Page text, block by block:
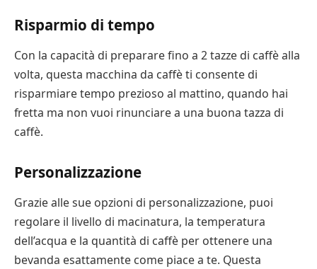
Risparmio di tempo
Con la capacità di preparare fino a 2 tazze di caffè alla
volta, questa macchina da caffè ti consente di
risparmiare tempo prezioso al mattino, quando hai
fretta ma non vuoi rinunciare a una buona tazza di
caffè.
Personalizzazione
Grazie alle sue opzioni di personalizzazione, puoi
regolare il livello di macinatura, la temperatura
dell’acqua e la quantità di caffè per ottenere una
bevanda esattamente come piace a te. Questa